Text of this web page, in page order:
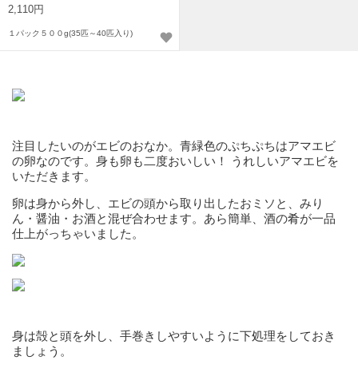
2,110円
１パック５００g(35匹～40匹入り)
注目したいのがエビのおなか。青緑色のぷちぷちはアマエビ
の卵なのです。身も卵も二度おいしい！ うれしいアマエビを
いただきます。
卵は身から外し、エビの頭から取り出したおミソと、みり
ん・醤油・お酒と混ぜ合わせます。あら簡単、酒の肴が一品
仕上がっちゃいました。
身は殻と頭を外し、手巻きしやすいように下処理をしておき
ましょう。